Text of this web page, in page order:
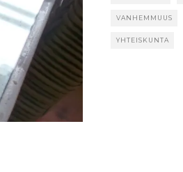
VANHEMMUUS
YHTEISKUNTA